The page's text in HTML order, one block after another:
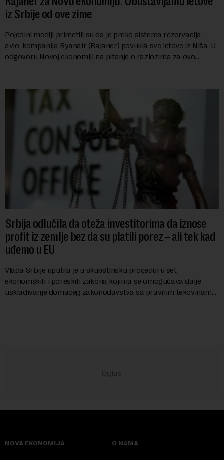
iz Srbije od ove zime
Pojedini mediji primetili su da je preko sistema rezervacija
avio-kompanija Ryanair (Rajaner) povukla sve letove iz Niša. U
odgovoru Novoj ekonomiji na pitanje o razlozima za ovo
Srbija odlučila da oteža investitorima da iznose
profit iz zemlje bez da su platili porez – ali tek kad
uđemo u EU
Vlada Srbije uputila je u skupštinsku proceduru set
ekonomskih i poreskih zakona kojima se omogućava dalje
usklađivanje domaćeg zakonodavstva sa pravnim tekovinama
NOVA EKONOMIJA O NAMA